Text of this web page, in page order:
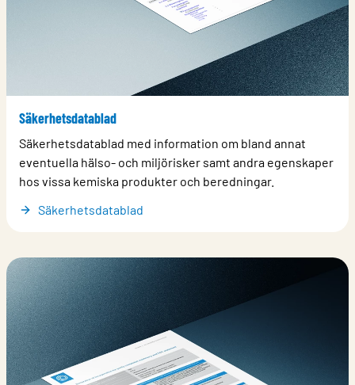
Säkerhetsdatablad
Säkerhetsdatablad med information om bland annat
eventuella hälso- och miljörisker samt andra egenskaper
hos vissa kemiska produkter och beredningar.
Säkerhetsdatablad